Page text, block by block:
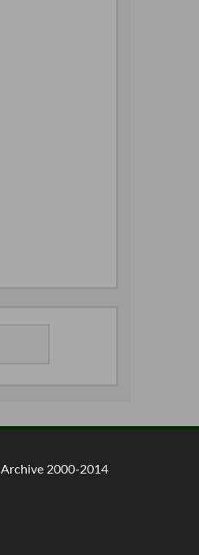
Archive 2000-2014